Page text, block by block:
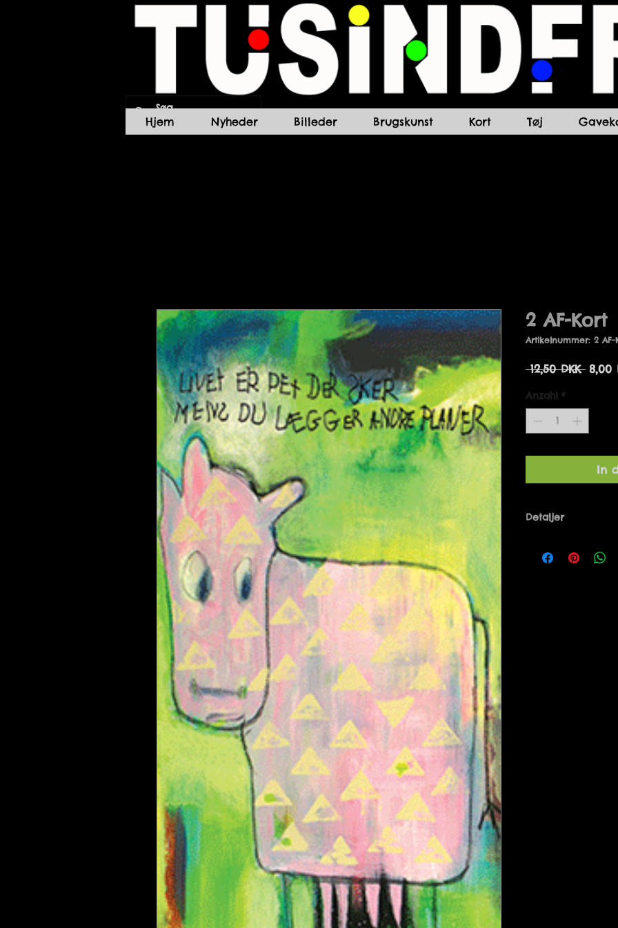
2 AF-Kort
Artikelnummer: 2 AF-
12,50 DKK 8,00
Anzahl *
In
Detaljer
Danmark. 10 x 21
Hjem Nyheder Billeder Brugskunst Kort Tøj